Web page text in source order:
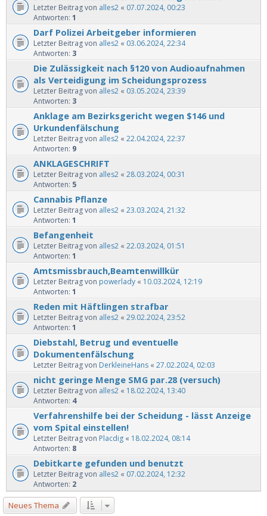
Letzter Beitrag von alles2 « 07.07.2024, 00:23
Antworten: 1
Darf Polizei Arbeitgeber informieren
Letzter Beitrag von alles2 « 03.06.2024, 22:34
Antworten: 3
Die Zulässigkeit nach §120 von Audioaufnahmen
als Verteidigung im Scheidungsprozess
Letzter Beitrag von alles2 « 03.05.2024, 23:39
Antworten: 3
Anklage am Bezirksgericht wegen $146 und
Urkundenfälschung
Letzter Beitrag von alles2 « 22.04.2024, 22:37
Antworten: 9
ANKLAGESCHRIFT
Letzter Beitrag von alles2 « 28.03.2024, 00:31
Antworten: 5
Cannabis Pflanze
Letzter Beitrag von alles2 « 23.03.2024, 21:32
Antworten: 1
Befangenheit
Letzter Beitrag von alles2 « 22.03.2024, 01:51
Antworten: 1
Amtsmissbrauch,Beamtenwillkür
Letzter Beitrag von powerlady « 10.03.2024, 12:19
Antworten: 1
Reden mit Häftlingen strafbar
Letzter Beitrag von alles2 « 29.02.2024, 23:52
Antworten: 1
Diebstahl, Betrug und eventuelle
Dokumentenfälschung
Letzter Beitrag von DerkleineHans « 27.02.2024, 02:03
nicht geringe Menge SMG par.28 (versuch)
Letzter Beitrag von alles2 « 18.02.2024, 13:40
Antworten: 4
Verfahrenshilfe bei der Scheidung - lässt Anzeige
vom Spital einstellen!
Letzter Beitrag von Placdig « 18.02.2024, 08:14
Antworten: 8
Debitkarte gefunden und benutzt
Letzter Beitrag von alles2 « 07.02.2024, 12:32
Antworten: 2
Neues Thema